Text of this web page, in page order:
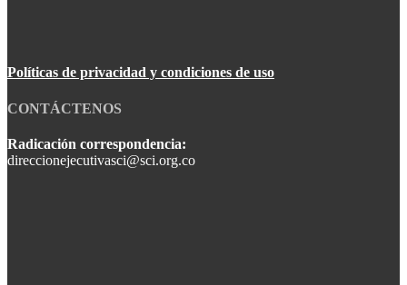
Políticas de privacidad y condiciones de uso
CONTÁCTENOS
Radicación correspondencia:
direccionejecutivasci@sci.org.co